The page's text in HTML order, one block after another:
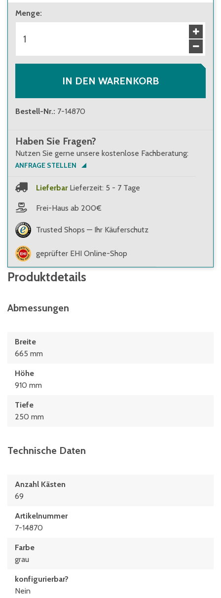
Menge:
IN DEN WARENKORB
Bestell-Nr.: 7-14870
Haben Sie Fragen?
Nutzen Sie gerne unsere kostenlose Fachberatung:
ANFRAGE STELLEN
Lieferbar Lieferzeit: 5 - 7 Tage
Frei-Haus ab 200€
Trusted Shops — Ihr Käuferschutz
geprüfter EHI Online-Shop
Produktdetails
Abmessungen
Breite
665 mm
Höhe
910 mm
Tiefe
250 mm
Technische Daten
Anzahl Kästen
69
Artikelnummer
7-14870
Farbe
grau
konfigurierbar?
Nein